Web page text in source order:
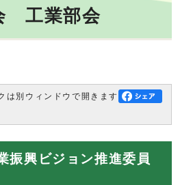
工業部会
は別ウィンドウで開きます
振興ビジョン推進委員